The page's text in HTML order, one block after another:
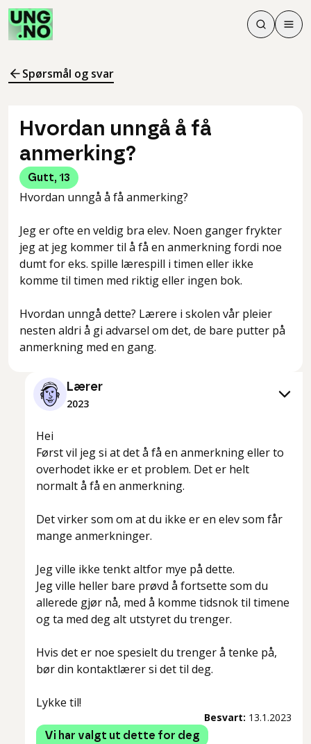
Søk
Søk
Meny
Spørsmål og svar
Hvordan unngå å få
anmerking?
Gutt, 13
Hvordan unngå å få anmerking?
Jeg er ofte en veldig bra elev. Noen ganger frykter
jeg at jeg kommer til å få en anmerkning fordi noe
dumt for eks. spille lærespill i timen eller ikke
komme til timen med riktig eller ingen bok.
Hvordan unngå dette? Lærere i skolen vår pleier
nesten aldri å gi advarsel om det, de bare putter på
anmerkning med en gang.
Lærer
2023
Hei
Først vil jeg si at det å få en anmerkning eller to
overhodet ikke er et problem. Det er helt
normalt å få en anmerkning.
Det virker som om at du ikke er en elev som får
mange anmerkninger.
Jeg ville ikke tenkt altfor mye på dette.
Jeg ville heller bare prøvd å fortsette som du
allerede gjør nå, med å komme tidsnok til timene
og ta med deg alt utstyret du trenger.
Hvis det er noe spesielt du trenger å tenke på,
bør din kontaktlærer si det til deg.
Lykke til!
Besvart: 13.1.2023
Vi har valgt ut dette for deg